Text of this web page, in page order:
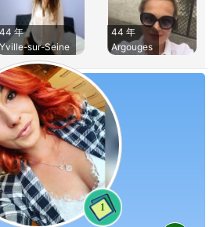
44 年
Yville-sur-Seine
44 年
Argouges
1